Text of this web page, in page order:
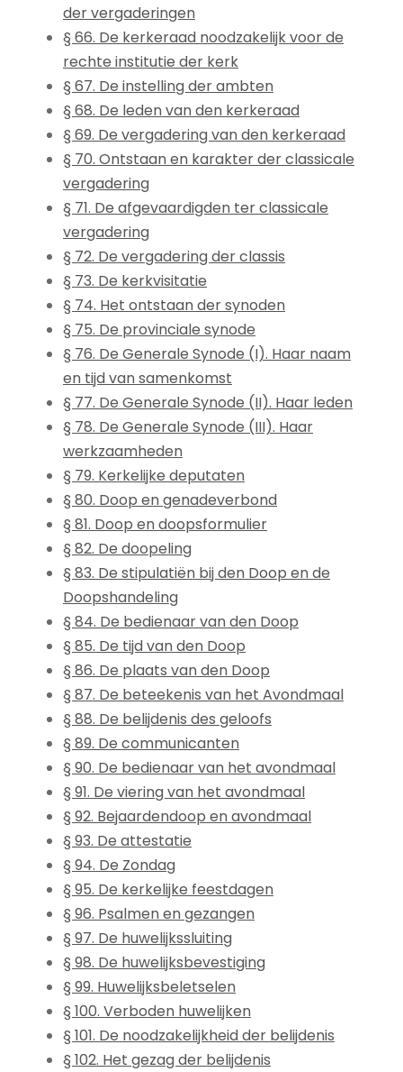
der vergaderingen
§ 66. De kerkeraad noodzakelijk voor de
rechte institutie der kerk
§ 67. De instelling der ambten
§ 68. De leden van den kerkeraad
§ 69. De vergadering van den kerkeraad
§ 70. Ontstaan en karakter der classicale
vergadering
§ 71. De afgevaardigden ter classicale
vergadering
§ 72. De vergadering der classis
§ 73. De kerkvisitatie
§ 74. Het ontstaan der synoden
§ 75. De provinciale synode
§ 76. De Generale Synode (I). Haar naam
en tijd van samenkomst
§ 77. De Generale Synode (II). Haar leden
§ 78. De Generale Synode (III). Haar
werkzaamheden
§ 79. Kerkelijke deputaten
§ 80. Doop en genadeverbond
§ 81. Doop en doopsformulier
§ 82. De doopeling
§ 83. De stipulatiën bij den Doop en de
Doopshandeling
§ 84. De bedienaar van den Doop
§ 85. De tijd van den Doop
§ 86. De plaats van den Doop
§ 87. De beteekenis van het Avondmaal
§ 88. De belijdenis des geloofs
§ 89. De communicanten
§ 90. De bedienaar van het avondmaal
§ 91. De viering van het avondmaal
§ 92. Bejaardendoop en avondmaal
§ 93. De attestatie
§ 94. De Zondag
§ 95. De kerkelijke feestdagen
§ 96. Psalmen en gezangen
§ 97. De huwelijkssluiting
§ 98. De huwelijksbevestiging
§ 99. Huwelijksbeletselen
§ 100. Verboden huwelijken
§ 101. De noodzakelijkheid der belijdenis
§ 102. Het gezag der belijdenis